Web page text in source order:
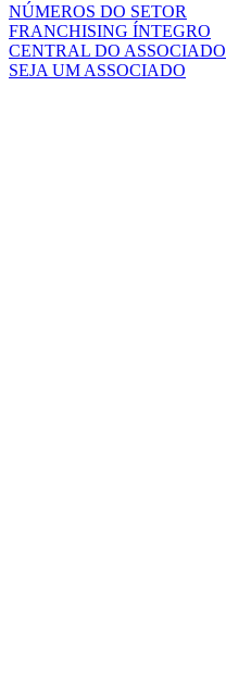
NÚMEROS DO SETOR
FRANCHISING ÍNTEGRO
CENTRAL DO ASSOCIADO
SEJA UM ASSOCIADO